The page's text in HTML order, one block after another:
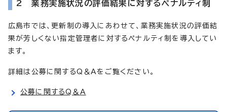
2 業務実施状況の評価結果に対するペナルティ制
広島市では、更新制の導入にあわせて、業務実施状況の評価結
果が芳しくない指定管理者に対するペナルティ制を導入してい
ます。
詳細は公募に関するQ＆Aをご覧ください。
公募に関するQ＆A